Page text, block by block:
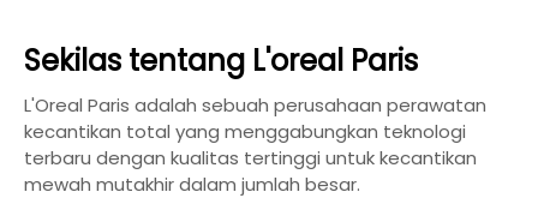
Sekilas tentang L'oreal Paris
L'Oreal Paris adalah sebuah perusahaan perawatan
kecantikan total yang menggabungkan teknologi
terbaru dengan kualitas tertinggi untuk kecantikan
mewah mutakhir dalam jumlah besar.